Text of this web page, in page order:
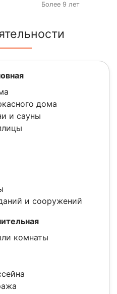
Более 9 лет
дома
и сауны
и сооружений
комнаты